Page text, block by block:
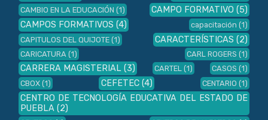
CAMBIO EN LA EDUCACIÓN (1) CAMPO FORMATIVO (5)
CAMPOS FORMATIVOS (4) capacitación (1)
CAPITULOS DEL QUIJOTE (1) CARACTERÍSTICAS (2)
CARICATURA (1) CARL ROGERS (1)
CARRERA MAGISTERIAL (3) CARTEL (1) CASOS (1)
CBOX (1) CEFETEC (4) CENTARIO (1)
CENTRO DE TECNOLOGÍA EDUCATIVA DEL ESTADO DE
PUEBLA (2)